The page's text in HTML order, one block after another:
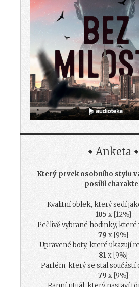
Anketa
Který prvek osobního stylu
posílil
Kvalitní oblek, který sedí
105 x [12%]
Pečlivě vybrané hodinky, které
79 x [9%]
Upravené boty, které ukazují
81x [9%]
Parfém, který se stal
79 x [9%]